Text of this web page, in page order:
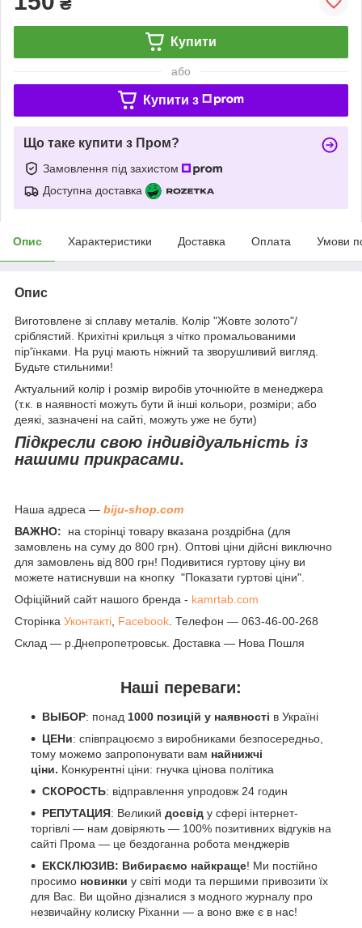
Купити
або
Купити з
Що таке купити з Пром?
Замовлення під захистом
Доступна доставка
Опис Характеристики Доставка Оплата Умови
Опис
Виготовлене зі сплаву металів. Колір "Жовте золото"/
сріблястий. Крихітні крильця з чітко промальованими
пір'їнками. На руці мають ніжний та зворушливий вигляд.
Будьте стильними!
Актуальний колір і розмір виробів уточнюйте в менеджера
(т.к. в наявності можуть бути й інші кольори, розміри; або
деякі, зазначені на сайті, можуть уже не бути)
Підкресли свою індивідуальність із
нашими прикрасами.
Наша адреса — biju-shop.com
ВАЖНО:
на сторінці товару вказана роздрібна (для
замовлень на суму до 800 грн). Оптові ціни дійсні виключно
для замовлень від 800 грн! Подивитися гуртову ціну ви
можете натиснувши на кнопку "Показати гуртові ціни".
Офіційний сайт нашого бренда - kamrtab.com
Сторінка Уконтакті, Facebook. Телефон — 063-46-00-268
Склад — р.Днепропетровськ. Доставка — Нова Пошля
Наші переваги:
ВЫБОР: понад 1000 позицій у наявності в Україні
ЦЕНи: співпрацюємо з виробниками безпосередньо,
тому можемо запропонувати вам найнижчі
ціни. Конкурентні ціни: гнучка цінова політика
СКОРОСТЬ: відправлення упродовж 24 годин
РЕПУТАЦИЯ: Великий досвід у сфері інтернет-
торгівлі — нам довіряють — 100% позитивних відгуків на
сайті Прома — це бездоганна робота менджерів
ЕКСКЛЮЗИВ: Вибираємо найкраще! Ми постійно
просимо новинки у світі моди та першими привозити їх
для Вас. Ви щойно дізналися з модного журналу про
незвичайну колиску Ріханни — а воно вже є в нас!